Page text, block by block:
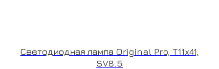
Светодиодная лампа Original Pro, T11x41,
SV8.5